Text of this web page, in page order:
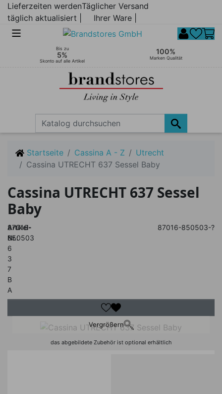
Lieferzeiten werden
täglich aktualisiert |
Täglicher Versand
Ihrer Ware |
Bis zu
5%
Skonto auf alle Artikel
100%
Marken Qualität
Startseite Cassina A - Z
Utrecht
Cassina UTRECHT 637 Sessel Baby
Cassina UTRECHT 637 Sessel
Baby
Artikel-
Nr.:
6
3
7
B
A
87016-
850503
87016-850503-?
Vergrößern
das abgebildete Zubehör ist optional erhältlich